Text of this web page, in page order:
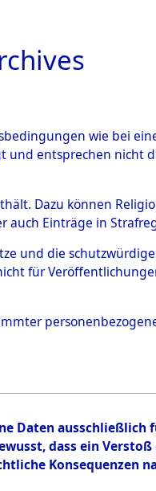
wie bei
und entsprechen nicht
Dazu können
auch Einträge in
und die
für
Daten ausschließlich
dass ein Verstoß
Konsequenzen